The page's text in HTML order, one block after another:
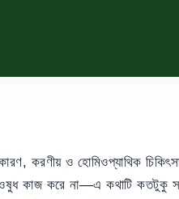
করণীয় ও হোমিওপ্যাথিক
ওষুধ কাজ করে না—এ কথাটি কতটুকু